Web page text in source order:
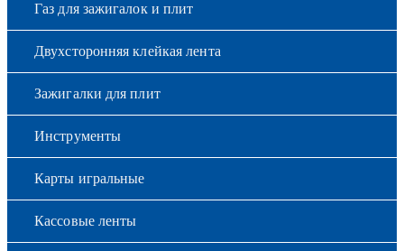
Газ для зажигалок и плит
Двухсторонняя клейкая лента
Зажигалки для плит
Инструменты
Карты игральные
Кассовые ленты